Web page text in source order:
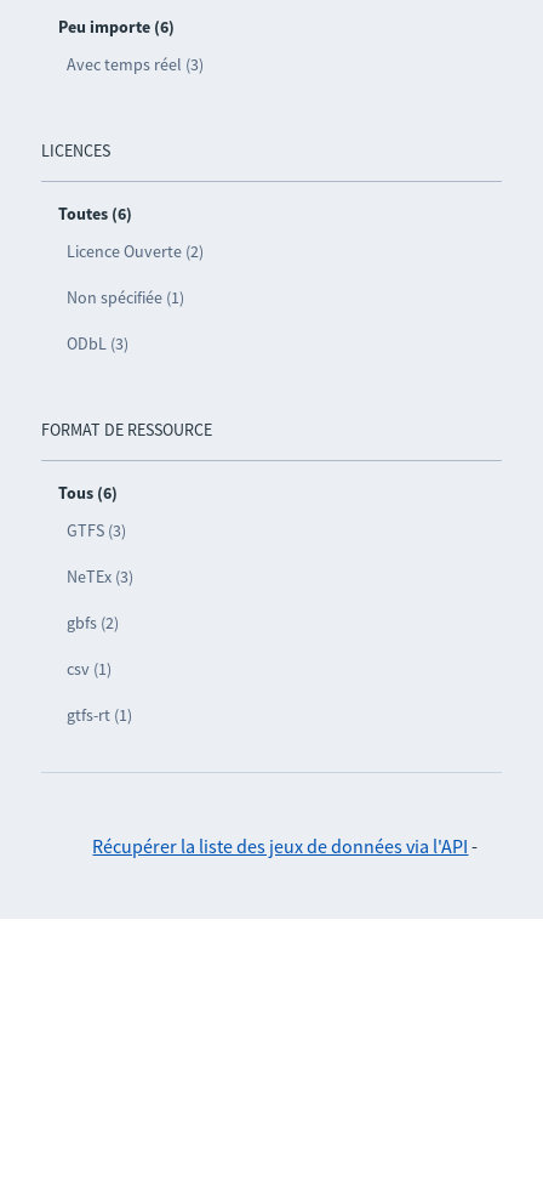
Peu importe (6)
Avec temps réel (3)
LICENCES
Toutes (6)
Licence Ouverte (2)
Non spécifiée (1)
ODbL (3)
FORMAT DE RESSOURCE
Tous (6)
GTFS (3)
NeTEx (3)
gbfs (2)
csv (1)
gtfs-rt (1)
Récupérer la liste des jeux de données via l'API -